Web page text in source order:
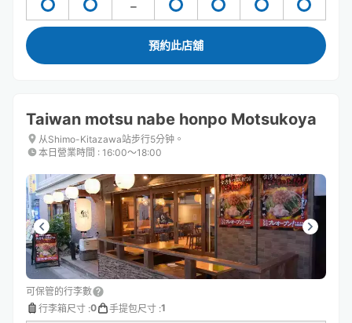
預約此店舖
Taiwan motsu nabe honpo Motsukoya
从Shimo-Kitazawa站步行5分钟。
本日營業時間 : 16:00〜18:00
可保管的行李數
行李箱尺寸 :0 手提包尺寸 :1